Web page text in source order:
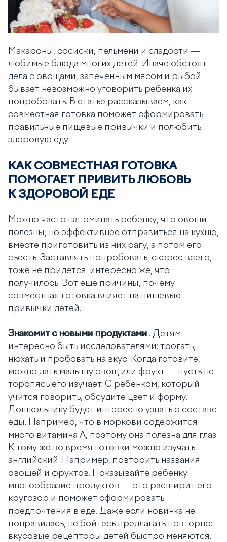
Макароны, сосиски, пельмени и сладости —
любимые блюда многих детей. Иначе обстоят
дела с овощами, запеченным мясом и рыбой:
бывает невозможно уговорить ребенка их
попробовать. В статье рассказываем, как
совместная готовка поможет сформировать
правильные пищевые привычки и полюбить
здоровую еду.
КАК СОВМЕСТНАЯ ГОТОВКА
ПОМОГАЕТ ПРИВИТЬ ЛЮБОВЬ
К ЗДОРОВОЙ ЕДЕ
Можно часто напоминать ребенку, что овощи
полезны, но эффективнее отправиться на кухню,
вместе приготовить из них рагу, а потом его
съесть. Заставлять попробовать, скорее всего,
тоже не придется: интересно же, что
получилось. Вот еще причины, почему
совместная готовка влияет на пищевые
привычки детей.
Знакомит с новыми продуктами . Детям
интересно быть исследователями: трогать,
нюхать и пробовать на вкус. Когда готовите,
можно дать малышу овощ или фрукт — пусть не
торопясь его изучает. С ребенком, который
учится говорить, обсудите цвет и форму.
Дошкольнику будет интересно узнать о составе
еды. Например, что в моркови содержится
много витамина А, поэтому она полезна для глаз.
К тому же во время готовки можно изучать
английский. Например, повторить названия
овощей и фруктов. Показывайте ребенку
многообразие продуктов — это расширит его
кругозор и поможет сформировать
предпочтения в еде. Даже если новинка не
понравилась, не бойтесь предлагать повторно:
вкусовые рецепторы детей быстро меняются.